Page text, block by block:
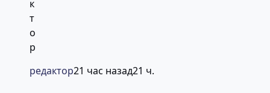
редактор21 час назад21 ч.